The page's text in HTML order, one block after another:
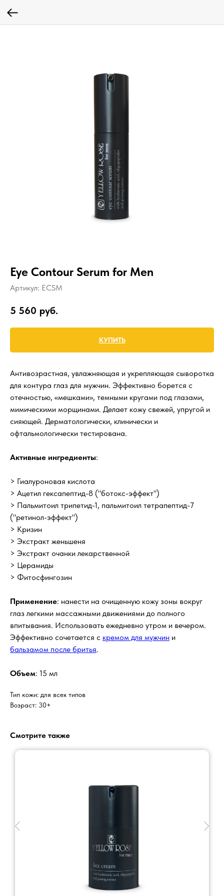
Eye Contour Serum for Men
Артикул: ECSM
5 560 руб.
КУПИТЬ
Антивозрастная, увлажняющая и укрепляющая сыворотка
для контура глаз для мужчин. Эффективно борется с
отечностью, «мешками», темными кругами под глазами,
мимическими морщинами. Делает кожу свежей, упругой и
сияющей. Дерматологически, клинически и
офтальмологически тестирована.
Активные ингредиенты:
> Гиалуроновая кислота
> Ацетил гексапептид-8 ("ботокс-эффект")
> Пальмитоил трипетид-1, пальмитоил тетрапептид-7
("ретинол-эффект")
> Кризин
> Экстракт женьшеня
> Экстракт очанки лекарственной
> Церамиды
> Фитосфингозин
Применение: нанести на очищенную кожу зоны вокруг
глаз легкими массажными движениями до полного
впитывания. Использовать ежедневно утром и вечером.
Эффективно сочетается с кремом для мужчин и
бальзамом после бритья.
Объем: 15 мл
Тип кожи: для всех типов
Возраст: 30+
Смотрите также